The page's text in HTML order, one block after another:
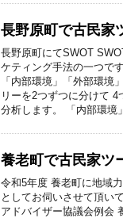
長野原町で古民家
長野原町にてSWOT
ケティング手法の一つで
「内部環境」「外部環境
リーを2つずつに分けて 4
分析します。 「内部環境
養老町で古民家ツ
令和5年度 養老町に地域
としてお伺いさせて頂い
アドバイザー協議会例会